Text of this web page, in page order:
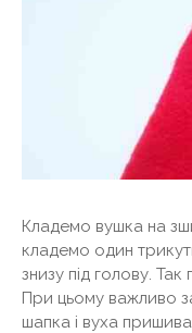
Кладемо вушка на
кладемо один
знизу під голову.
При цьому важливо
шапка і вуха